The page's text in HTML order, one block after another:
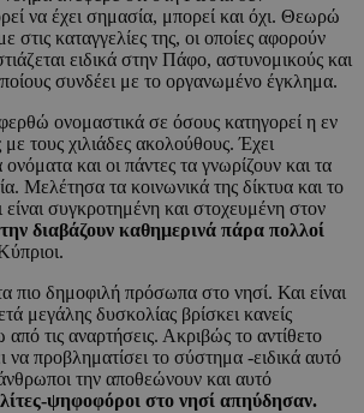
να έχει σημασία, μπορεί και όχι. Θεωρώ
στις καταγγελίες της, οι οποίες αφορούν
ειδικά στην Πάφο, αστυνομικούς και
συνδέει με το οργανωμένο έγκλημα.
ονομαστικά σε όσους κατηγορεί η εν
τους χιλιάδες ακολούθους. Έχει
ονόματα και οι πάντες τα γνωρίζουν και τα
Μελέτησα τα κοινωνικά της δίκτυα και το
είναι συγκροτημένη και στοχευμένη στον
την διαβάζουν καθημερινά πάρα πολλοί
πιο δημοφιλή πρόσωπα στο νησί. Και είναι
μεγάλης δυσκολίας βρίσκει κανείς
τις αναρτήσεις. Ακριβώς το αντίθετο
να προβληματίσει το σύστημα -ειδικά αυτό
την αποθεώνουν και αυτό
ψηφοφόροι στο νησί απηύδησαν.